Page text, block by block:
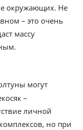
окружающих. Не
– это очень
массу
могут
–
личной
но при